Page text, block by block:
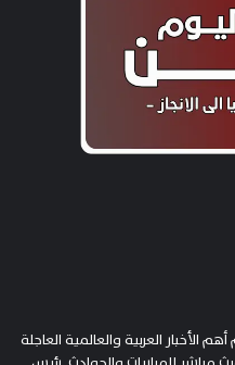
الأخبار العربية والعالمية العاجلة